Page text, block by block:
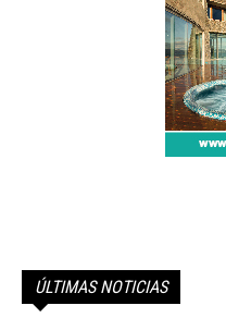
ÚLTIMAS NOTICIAS